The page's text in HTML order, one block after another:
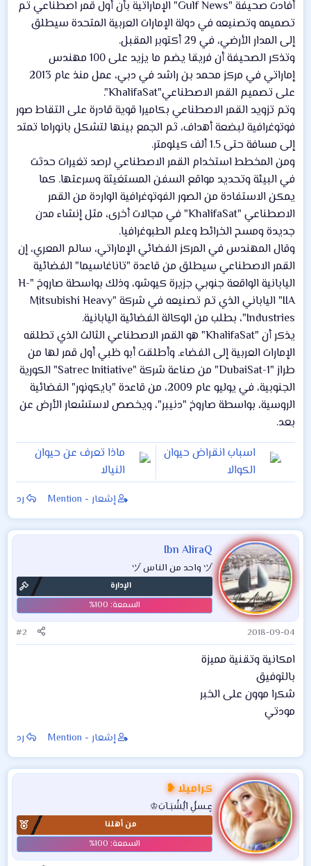
أفادت صحيفة "Gulf News" الإماراتية بأن أول قمر اصطناعي تم
تصميمه وتصنيعه في دولة الإمارات العربية المتحدة سيطلق
إلى المدار الأرضي، في 29 أكتوبر المقبل.
وتذكر الصحيفة أن فريقا يضم ما يزيد على 100 مهندس
إماراتي في مركز محمد بن راشد في دبي، عمل منذ عام 2013
على تصميم القمر الاصطناعي"KhalifaSat".
وتم تزويد القمر الاصطناعي بكاميرا قوية قادرة على التقاط صور
فوتوغرافية لبضعة أهداف، ثم الجمع بينها لتشكل بانوراما تمتد
إلى مسافة حتى 1.5 ألف كيلومتر.
ومن المخطط استخدام القمر الاصطناعي لرصد تغيرات حدثت
في البيئة وتحديد مواقع السفن المستغيثة وسرعتها. كما
يمكن الاستفادة من الصور الفوتوغرافية الواردة من القمر
الاصطناعي "KhalifaSat" في مجالات أخرى، مثل إنشاء مدن
جديدة ومسح الخرائط وعلم الطبوغرافيا.
وقال المهندس في المركز الفضائي الإماراتي، سالم المعري، إن
القمر الاصطناعي سيطلق من قاعدة "تاناغاسيما" الفضائية
اليابانية الواقعة جنوبي جزيرة كيوشو، وذلك بواسطة صاروخ "H-
IIA" الياباني الذي تم تصنيعه في شركة "Mitsubishi Heavy
Industries"، بطلب من الوكالة الفضائية اليابانية.
يذكر أن "KhalifaSat" هو القمر الاصطناعي الثالث الذي تطلقه
الإمارات العربية إلى الفضاء. وأطلقت أبو ظبي أول قمر لها من
طراز "DubaiSat-1" من صناعة شركة "Satrec Initiative" الكورية
الجنوبية، في يوليو عام 2009، من قاعدة "بايكونور" الفضائية
الروسية، بواسطة صاروخ "دنيبر"، ويخصص لاستشعار الأرض عن
بعد.
اسباب انقراض حيوان
الكوالا
ماذا تعرف عن حيوان
النيالا
إشعار - Mention رد
Ibn AliraQ
ヅ واحد من الناس ヅ
الإدارة
2018-09-04
#2
امكانية وتقنية مميزة
بالتوفيق
شكرا موون على الخبر
مودتي
إشعار - Mention رد
كراميلا ❥
عٍـسلُِ آلُِشُبَـآبَ♔
من أهلنا